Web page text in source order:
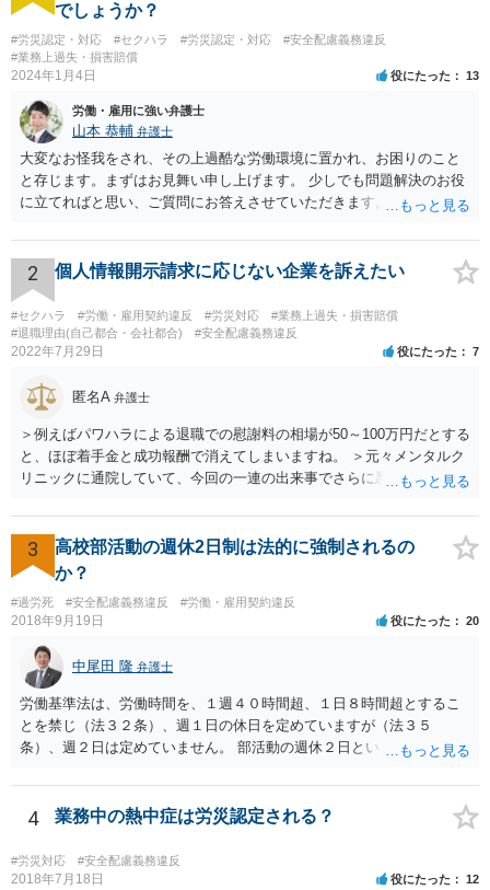
でしょうか？
#労災認定・対応 #セクハラ #労災認定・対応
#安全配慮義務違反
#業務上過失・損害賠償
2024年1月4日 役にたった 13
労働・雇用に強い弁護士
山本 恭輔 弁護士
大変なお怪我をされ、その上過酷な労働環境に置かれ、お困りのこと
と存じます。まずはお見舞い申し上げます。 少しでも問題解決のお役
に立てればと思い、ご質問にお答えさせていただきます。 ご相談者の
我に関しては労災保険からの給付や会社からの損害賠償が、過重労働
に関しては未払残業代の支払が受けられる可能性がある事案とお見受
けします。 請求が認められる可能性や採るべき手続を検討するには、
様々な事情のヒアリングや証拠資料の検討が必要になるため、今後の
方針の検討も含め、一度面談にて法律相談をされることをおすすめし
ます。
2 個人情報開示請求に応じない企業を訴えたい
#セクハラ #労働・雇用契約違反 #労災対応
#業務上過失・損害賠償
#退職理由(自己都合・会社都合)
#安全配慮義務違反
2022年7月29日 役にたった 7
匿名A 弁護士
＞例えばパワハラによる退職での慰謝料の相場が50～100万円だとする
と、ほぼ着手金と成功報酬で消えてしまいますね。 ＞元々メンタルク
リニックに通院していて、今回の一連の出来事でさらに悪化した事実
万が一、慰謝料請求が認められるにしても金額としては微々たるもの
かと思いますが、依頼する弁護士に詳細を説明したうえで指示を仰い
だ方がいいかと思います。
3
高校部活動の週休2日制は法的に強制されるの
か？
#過労死 #安全配慮義務違反 #労働・雇用契約違反
2018年9月19日 役にたった 20
中尾田 隆 弁護士
労働基準法は、労働時間を、１週４０時間超、１日８時間超とするこ
とを禁じ（法３２条）、週１日の休日を定めていますが（法３５
条）、週２日は定めていません。 部活動の週休２日というのは、スポ
り週休2日とするか、しないか、もっと別の制度とするかは、各教育委
員会や学校の判断に委ねられています。 したがって、生徒の保護者会
もらいたいなどと、交渉してもらうことが良いと考えられます。 もち
ろん、保護者の間でも、週休2日制を認める意見と、反対の意見と対立
4 業務中の熱中症は労災認定される？
#労災対応 #安全配慮義務違反
2018年7月18日 役にたった 12